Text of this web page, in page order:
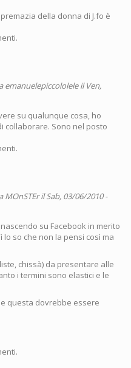
della donna di J.fo è
emanuelepiccololeleil Ven,
su qualunque cosa, ho
collaborare. Sono nel posto
MOnSTEril Sab, 03/06/2010 -
su Facebook in merito
so che non la pensi così ma
chissà) da presentare alle
i termini sono elastici e le
questa dovrebbe essere